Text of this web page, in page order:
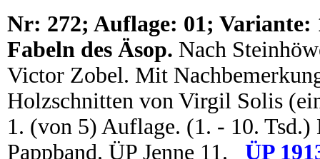
Nr: 272; Auflage: 01; Variante:
Fabeln des Äsop. Nach
Victor Zobel. Mit
Holzschnitten von Virgil Solis
1. (von 5) Auflage. (1. - 10.
Pappband. ÜP Jenne 11.
ÜP